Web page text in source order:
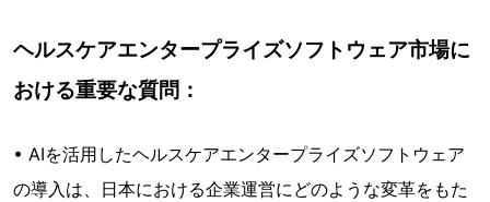
ヘルスケアエンタープライズソフトウェア市場に
おける重要な質問：
• AIを活用したヘルスケアエンタープライズソフトウェア
の導入は、日本における企業運営にどのような変革をもた